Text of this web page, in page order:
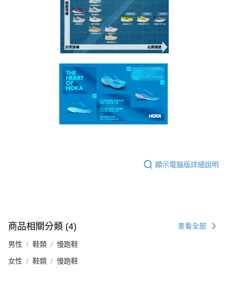
顯示電腦版詳細說明
商品相關分類 (4) 查看全部
男性 鞋類 慢跑鞋
女性 鞋類 慢跑鞋